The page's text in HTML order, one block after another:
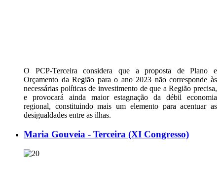
O PCP-Terceira considera que a proposta de Plano e
Orçamento da Região para o ano 2023 não corresponde às
necessárias políticas de investimento de que a Região precisa,
e provocará ainda maior estagnação da débil economia
regional, constituindo mais um elemento para acentuar as
desigualdades entre as ilhas.
Maria Gouveia - Terceira (XI Congresso)